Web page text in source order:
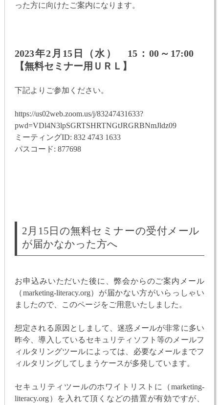
った方に向けたご案内になります。
2023年2月15日（水） 15：00～17:00
【無料セミナー用ＵＲＬ】
下記よりご参加ください。
https://us02web.zoom.us/j/83247431633?
pwd=VDl4N3lpSGRTSHRTNGtJRGRBNmJldz09
ミーティングID: 832 4743 1633
パスコード: 877698
2月15日の無料セミナーの受付メール
が届かなかった方へ
お申込みいただいた後に、弊会からのご案内メール
（marketing-literacy.org）が届かない方がいらっしゃい
ましたので、このページをご用意いたしました。
想定される原因としまして、迷惑メールが非常に多い
昨今、導入しているセキュリティソフト等のメールフ
ィルタリングツールによっては、必要なメールまでフ
ィルタリングしてしまうケースが多発しています。
セキュリティツールのホワイトリストに（marketing-
literacy.org）を入れて頂くなどの措置が有効ですが、